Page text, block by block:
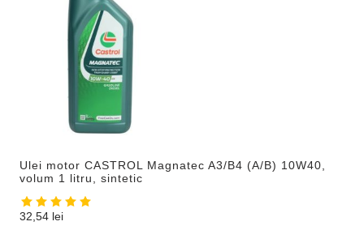
Ulei motor CASTROL Magnatec A3/B4 (A/B) 10W40,
volum 1 litru, sintetic
32,54 lei